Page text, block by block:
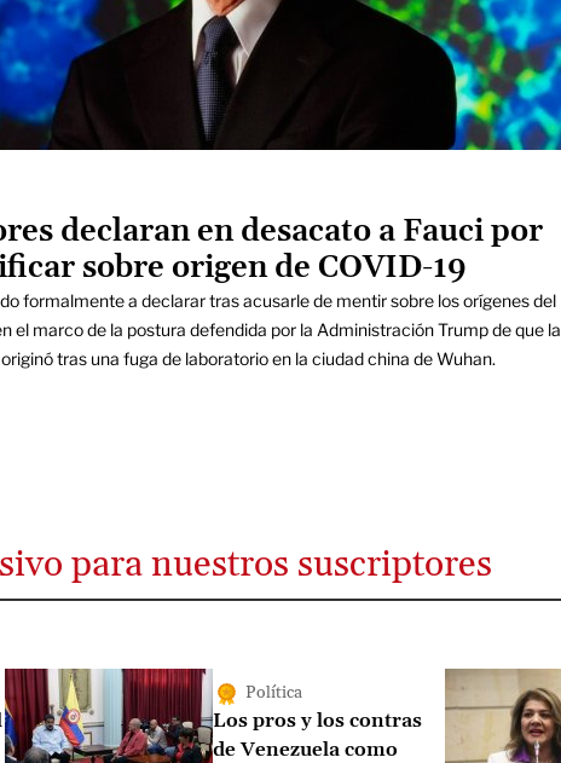
declaran en desacato a Fauci por
sobre origen de COVID-19
formalmente a declarar tras acusarle de mentir sobre los orígenes del
el marco de la postura defendida por la Administración Trump de que la
tras una fuga de laboratorio en la ciudad china de Wuhan.
para nuestros suscriptores
Política
Los pros y los contras
de Venezuela como